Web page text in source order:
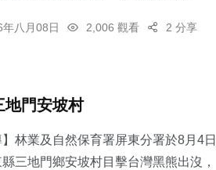
年八月08日 2,006 觀看 2 分享
地門安坡村
】林業及自然保育署屏東分署於8月4日
三地門鄉安坡村目擊台灣黑熊出沒，